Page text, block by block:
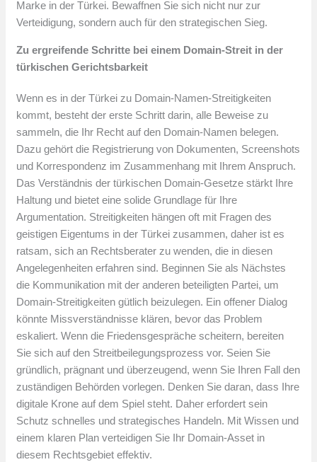
Marke in der Türkei. Bewaffnen Sie sich nicht nur zur
Verteidigung, sondern auch für den strategischen Sieg.
Zu ergreifende Schritte bei einem Domain-Streit in der
türkischen Gerichtsbarkeit
Wenn es in der Türkei zu Domain-Namen-Streitigkeiten
kommt, besteht der erste Schritt darin, alle Beweise zu
sammeln, die Ihr Recht auf den Domain-Namen belegen.
Dazu gehört die Registrierung von Dokumenten, Screenshots
und Korrespondenz im Zusammenhang mit Ihrem Anspruch.
Das Verständnis der türkischen Domain-Gesetze stärkt Ihre
Haltung und bietet eine solide Grundlage für Ihre
Argumentation. Streitigkeiten hängen oft mit Fragen des
geistigen Eigentums in der Türkei zusammen, daher ist es
ratsam, sich an Rechtsberater zu wenden, die in diesen
Angelegenheiten erfahren sind. Beginnen Sie als Nächstes
die Kommunikation mit der anderen beteiligten Partei, um
Domain-Streitigkeiten gütlich beizulegen. Ein offener Dialog
könnte Missverständnisse klären, bevor das Problem
eskaliert. Wenn die Friedensgespräche scheitern, bereiten
Sie sich auf den Streitbeilegungsprozess vor. Seien Sie
gründlich, prägnant und überzeugend, wenn Sie Ihren Fall den
zuständigen Behörden vorlegen. Denken Sie daran, dass Ihre
digitale Krone auf dem Spiel steht. Daher erfordert sein
Schutz schnelles und strategisches Handeln. Mit Wissen und
einem klaren Plan verteidigen Sie Ihr Domain-Asset in
diesem Rechtsgebiet effektiv.